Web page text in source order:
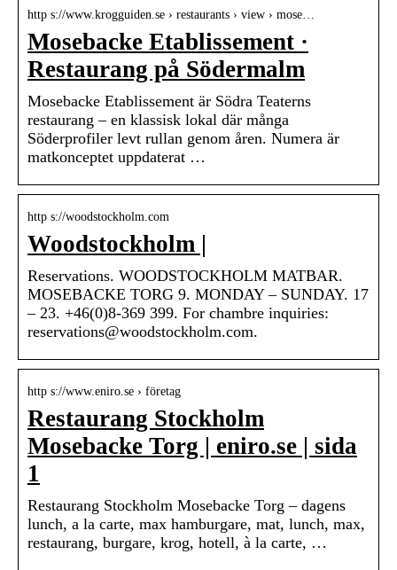
http s://www.krogguiden.se › restaurants › view › mose…
Mosebacke Etablissement ·
Restaurang på Södermalm
Mosebacke Etablissement är Södra Teaterns
restaurang – en klassisk lokal där många
Söderprofiler levt rullan genom åren. Numera är
matkonceptet uppdaterat …
http s://woodstockholm.com
Woodstockholm |
Reservations. WOODSTOCKHOLM MATBAR.
MOSEBACKE TORG 9. MONDAY – SUNDAY. 17
– 23. +46(0)8-369 399. For chambre inquiries:
reservations@woodstockholm.com.
http s://www.eniro.se › företag
Restaurang Stockholm
Mosebacke Torg | eniro.se | sida
1
Restaurang Stockholm Mosebacke Torg – dagens
lunch, a la carte, max hamburgare, mat, lunch, max,
restaurang, burgare, krog, hotell, à la carte, …